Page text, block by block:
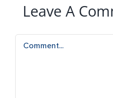
Leave A
Comment